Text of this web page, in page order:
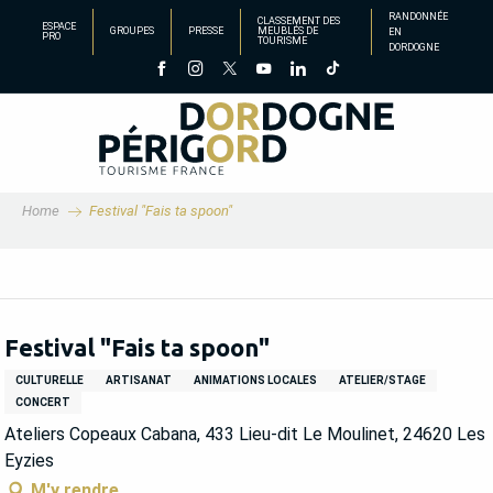
principal
ESPACE
PRO
GROUPES PRESSE
CLASSEMENT DES
MEUBLÉS DE
TOURISME
RANDONNÉE
EN
DORDOGNE
Home Festival "Fais ta spoon"
Festival "Fais ta spoon"
CULTURELLE ARTISANAT ANIMATIONS LOCALES
ATELIER/STAGE
CONCERT
Ateliers Copeaux Cabana, 433 Lieu-dit Le Moulinet, 24620 Les
Eyzies